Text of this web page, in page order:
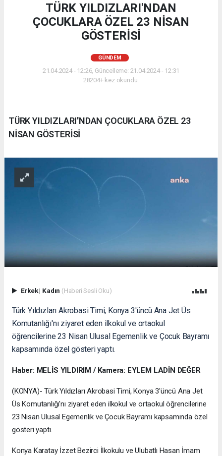
TÜRK YILDIZLARI'NDAN
ÇOCUKLARA ÖZEL 23 NİSAN
GÖSTERİSİ
GÜNDEM
21.04.2024 - 12:26, Güncelleme: 21.04.2024 - 12:31
28204+ kez okundu.
TÜRK YILDIZLARI'NDAN ÇOCUKLARA ÖZEL 23
NİSAN GÖSTERİSİ
Erkek| Kadın (Haberi Sesli Oku)
Türk Yıldızları Akrobasi Timi, Konya 3'üncü Ana Jet Üs
Komutanlığı'nı ziyaret eden ilkokul ve ortaokul
öğrencilerine 23 Nisan Ulusal Egemenlik ve Çocuk Bayramı
kapsamında özel gösteri yaptı.
Haber: MELİS YILDIRIM / Kamera: EYLEM LADİN DEĞER
(KONYA)- Türk Yıldızları Akrobasi Timi, Konya 3'üncü Ana Jet
Üs Komutanlığı'nı ziyaret eden ilkokul ve ortaokul öğrencilerine
23 Nisan Ulusal Egemenlik ve Çocuk Bayramı kapsamında özel
gösteri yaptı.
Konya Karatay İzzet Bezirci İlkokulu ve Ulubatlı Hasan İmam